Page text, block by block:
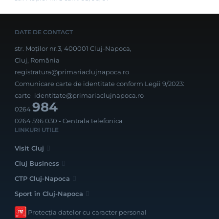
DATE DE CONTACT
str. Moților nr.3, 400001 Cluj-Napoca,
Cluj, România
registratura@primariaclujnapoca.ro
Comunicare carte de identitate conform Legii 9/2023:
carte_identitate@primariaclujnapoca.ro
0264984
0264 596 030 - Centrala telefonica
LINKURI UTILE
Visit Cluj
Cluj Business
CTP Cluj-Napoca
Sport în Cluj-Napoca
Protecția datelor cu caracter personal